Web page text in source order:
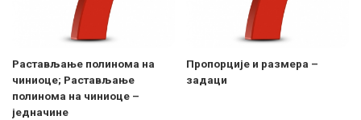
Растављање полинома на
чиниоце; Растављање
полинома на чиниоце –
једначине
Пропорције и размера –
задаци